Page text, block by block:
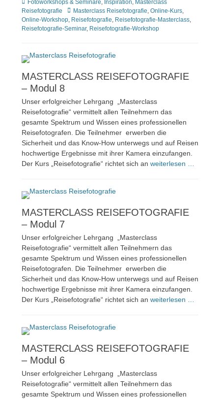
Kategorien
Fotoworkshops & Seminare, Inspiration, Masterclass
Reisefotografie
TagsMasterclass Reisefotografie, Online-Kurs,
Online-Workshop, Reisefotografie, Reisefotografie-Masterclass,
Reisefotografie-Seminar, Reisefotografie-Workshop
MASTERCLASS REISEFOTOGRAFIE
– Modul 8
Unser erfolgreicher Lehrgang „Masterclass
Reisefotografie“ vermittelt allen Teilnehmern das
gesamte Spektrum und Wissen eines professionellen
Reisefotografen. Die Teilnehmer erwerben die
Sicherheit und das Know-How unterwegs und auf Reisen
hochwertige Ergebnisse mit ihrer Kamera einzufangen.
Der Kurs „Reisefotografie“ richtet sich an weiterlesen …
MASTERCLASS REISEFOTOGRAFIE
– Modul 7
Unser erfolgreicher Lehrgang „Masterclass
Reisefotografie“ vermittelt allen Teilnehmern das
gesamte Spektrum und Wissen eines professionellen
Reisefotografen. Die Teilnehmer erwerben die
Sicherheit und das Know-How unterwegs und auf Reisen
hochwertige Ergebnisse mit ihrer Kamera einzufangen.
Der Kurs „Reisefotografie“ richtet sich an weiterlesen …
MASTERCLASS REISEFOTOGRAFIE
– Modul 6
Unser erfolgreicher Lehrgang „Masterclass
Reisefotografie“ vermittelt allen Teilnehmern das
gesamte Spektrum und Wissen eines professionellen